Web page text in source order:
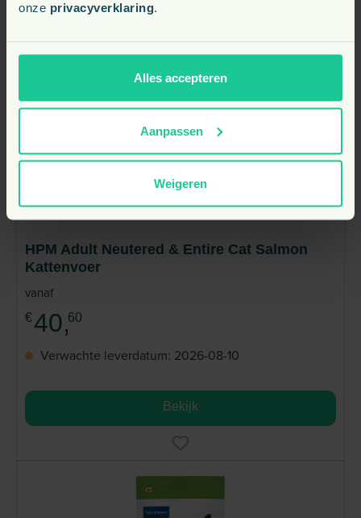
onze privacyverklaring.
Alles accepteren
Aanpassen
Weigeren
HPM Adult Neutered & Entire Cat Salmon
Kattenvoer
vanaf
€ 40,60
Verwachte leverdatum: 2026-08-10
Bekijk